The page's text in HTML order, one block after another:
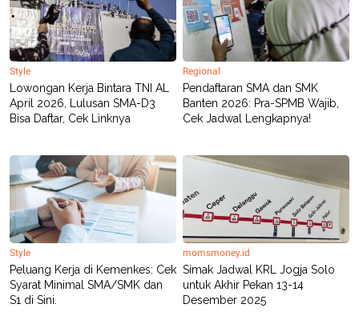
Style
Lowongan Kerja Bintara TNI AL
April 2026, Lulusan SMA-D3
Bisa Daftar, Cek Linknya
Regional
Pendaftaran SMA dan SMK
Banten 2026: Pra-SPMB Wajib,
Cek Jadwal Lengkapnya!
Style
Peluang Kerja di Kemenkes: Cek
Syarat Minimal SMA/SMK dan
S1 di Sini.
momsmoney.id
Simak Jadwal KRL Jogja Solo
untuk Akhir Pekan 13-14
Desember 2025